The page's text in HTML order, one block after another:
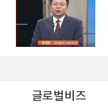
글로벌비즈